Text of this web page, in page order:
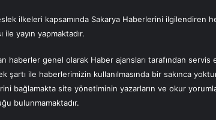
ilkeleri kapsamında Sakarya Haberlerini ilgilendiren
ile yayın yapmaktadır.
haberler genel olarak Haber ajansları tarafından servis
şartı ile haberlerimizin kullanılmasında bir sakınca
bağlamakta site yönetiminin yazarların ve okur
bulunmamaktadır.